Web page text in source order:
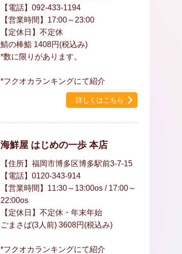
【電話】092-433-1194
【営業時間】17:00～23:00
【定休日】不定休
鯖の棒鮨 1408円(税込み)
*数に限りがあります。
*フクオカランキングにて紹介
詳しくはこちら
海鮮屋 はじめの一歩 本店
【住所】福岡市博多区博多駅前3-7-15
【電話】0120-343-914
【営業時間】11:30～13:00os / 17:00～
22:00os
【定休日】不定休・年末年始
ごまさば(3人前) 3608円(税込み)
*フクオカランキングにて紹介